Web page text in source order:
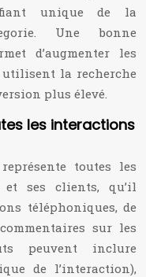
unique de la
Une bonne
d’augmenter les
utilisent la recherche
plus élevé.
les interactions
toutes les
et ses clients, qu’il
téléphoniques, de
sur les
peuvent inclure
de l’interaction),